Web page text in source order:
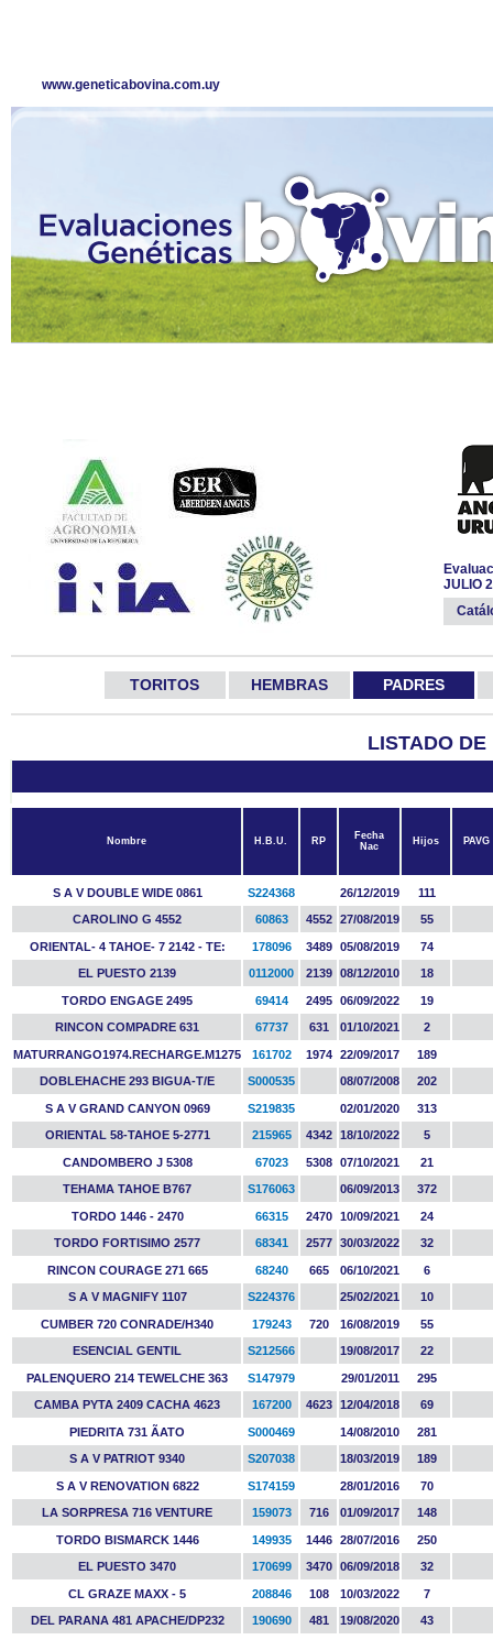
www.geneticabovina.com.uy
JULIO
TORITOS HEMBRAS PADRES
LISTADO
Nombre H.B.U. RP
Fecha
Nac
Hijos PAVG
S A V DOUBLE WIDE 0861 S224368 26/12/2019
111
CAROLINO G 4552
60863 4552 27/08/2019 55
ORIENTAL- 4 TAHOE- 7 2142 - TE: 178096 3489 05/08/2019
74
EL PUESTO 2139
0112000 2139 08/12/2010 18
TORDO ENGAGE 2495 69414 2495 06/09/2022
19
RINCON COMPADRE 631
67737 631 01/10/2021 2
MATURRANGO1974.RECHARGE.M1275 161702 1974 22/09/2017
189
DOBLEHACHE 293 BIGUA-T/E
S000535 08/07/2008 202
S A V GRAND CANYON 0969 S219835 02/01/2020
313
ORIENTAL 58-TAHOE 5-2771
215965 4342 18/10/2022 5
CANDOMBERO J 5308 67023 5308 07/10/2021
21
TEHAMA TAHOE B767
S176063 06/09/2013 372
TORDO 1446 - 2470 66315 2470 10/09/2021
24
TORDO FORTISIMO 2577
68341 2577 30/03/2022 32
RINCON COURAGE 271 665 68240 665 06/10/2021
6
S A V MAGNIFY 1107
S224376 25/02/2021 10
CUMBER 720 CONRADE/H340 179243 720 16/08/2019
55
ESENCIAL GENTIL
S212566 19/08/2017 22
PALENQUERO 214 TEWELCHE 363 S147979 29/01/2011
295
CAMBA PYTA 2409 CACHA 4623
167200 4623 12/04/2018 69
PIEDRITA 731 ÃATO S000469 14/08/2010
281
S A V PATRIOT 9340
S207038 18/03/2019 189
S A V RENOVATION 6822 S174159 28/01/2016
70
LA SORPRESA 716 VENTURE
159073 716 01/09/2017 148
TORDO BISMARCK 1446 149935 1446 28/07/2016
250
EL PUESTO 3470
170699 3470 06/09/2018 32
CL GRAZE MAXX - 5 208846 108 10/03/2022
7
DEL PARANA 481 APACHE/DP232
190690 481 19/08/2020 43